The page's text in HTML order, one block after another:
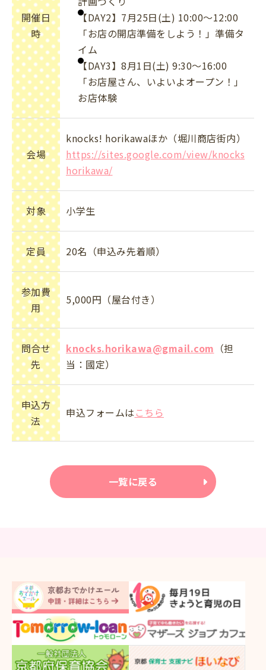
開催日
時
【DAY2】7月25日(土) 10:00～12:00
「お店の開店準備をしよう！」準備タ
イム
【DAY3】8月1日(土) 9:30～16:00
「お店屋さん、いよいよオープン！」
お店体験
会場
knocks! horikawaほか（堀川商店街内）
https://sites.google.com/view/knocks
horikawa/
対象 小学生
定員 20名（申込み先着順）
参加費
用
5,000円（屋台付き）
問合せ
先
knocks.horikawa@gmail.com （担
当：國定）
申込方
法
申込フォームは こちら
一覧に戻る